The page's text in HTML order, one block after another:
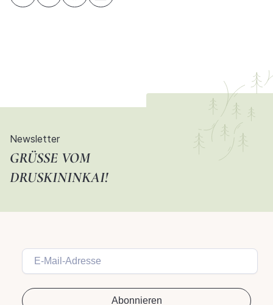
Newsletter
GRÜSSE VOM D
RUSKININKAI!